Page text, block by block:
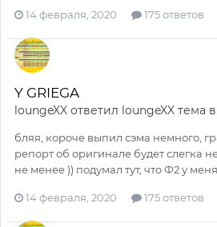
14 февраля, 2020 175 ответов
Y GRIEGA
loungeXX ответил loungeXX тема в
бляя, короче выпил сэма немного,
репорт об оригинале будет слегка
не менее )) подумал тут, что Ф2 у
14 февраля, 2020 175 ответов